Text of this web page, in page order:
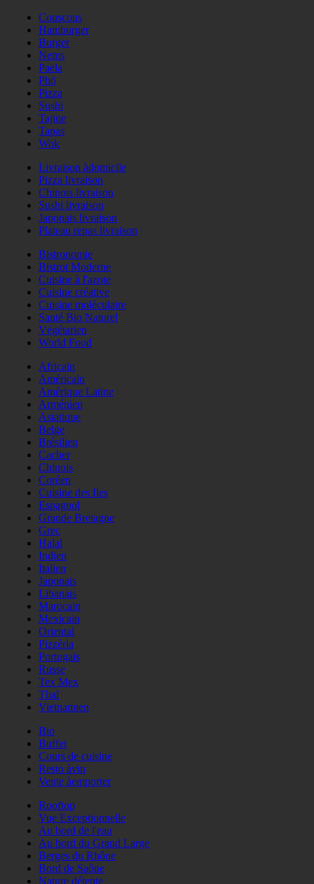
Couscous
Hamburger
Burger
Nems
Paëla
Phö
Pizza
Sushi
Tajine
Tapas
Wok
Livraison àdomicile
Pizza livraison
Chinois livraison
Sushi livraison
Japonais livraison
Plateau repas livraison
Bistronomie
Bistrot Moderne
Cuisine à l'azote
Cuisine créative
Cuisine moléculaire
Santé Bio Naturel
Végétarien
World Food
Africain
Américain
Amérique Latine
Arménien
Asiatique
Belge
Brésilien
Cacher
Chinois
Coréen
Cuisine des Iles
Espagnol
Grande Bretagne
Grec
Halal
Indien
Italien
Japonais
Libanais
Marocain
Mexicain
Oriental
Pizzéria
Portugais
Russe
Tex Mex
Thaï
Vietnamien
Bio
Buffet
Cours de cuisine
Resto àvin
Vente àemporter
Rooftop
Vue Exceptionnelle
Au bord de l'eau
Au bord du Grand Large
Berges du Rhône
Bord de Saône
Nature détente